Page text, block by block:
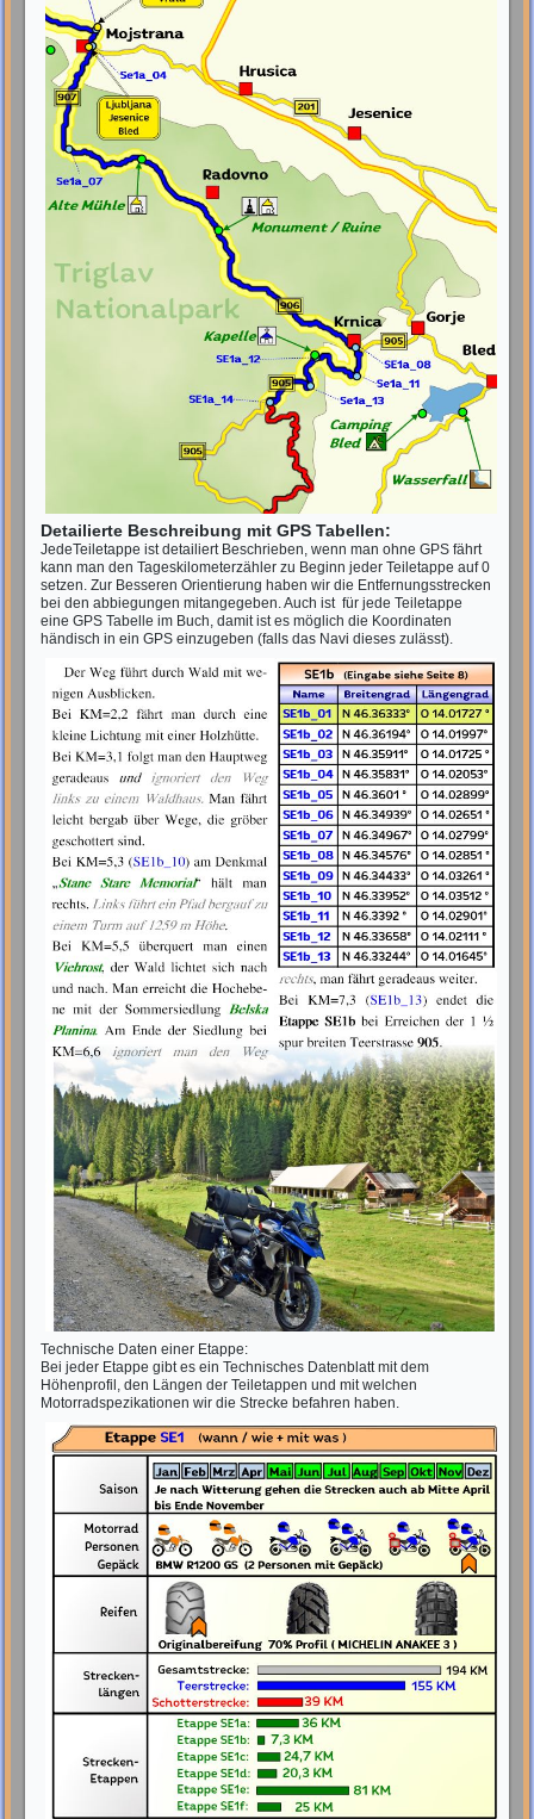
Detailierte Beschreibung mit GPS Tabellen:
JedeTeiletappe ist detailiert Beschrieben, wenn man ohne GPS fährt
kann man den Tageskilometerzähler zu Beginn jeder Teiletappe auf 0
setzen. Zur Besseren Orientierung haben wir die Entfernungsstrecken
bei den abbiegungen mitangegeben. Auch ist für jede Teiletappe
eine GPS Tabelle im Buch, damit ist es möglich die Koordinaten
händisch in ein GPS einzugeben (falls das Navi dieses zulässt).
Technische Daten einer Etappe:
Bei jeder Etappe gibt es ein Technisches Datenblatt mit dem
Höhenprofil, den Längen der Teiletappen und mit welchen
Motorradspezikationen wir die Strecke befahren haben.